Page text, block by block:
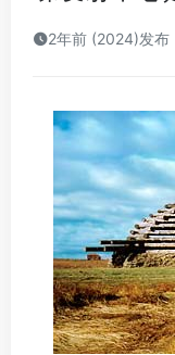
2年前 (2024)发布